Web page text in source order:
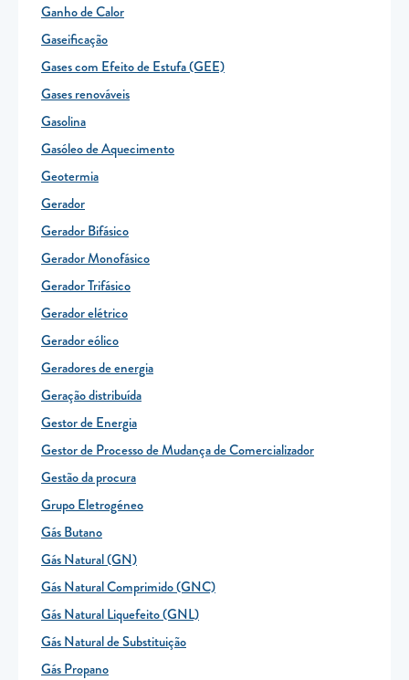
Ganho de Calor
Gaseificação
Gases com Efeito de Estufa (GEE)
Gases renováveis
Gasolina
Gasóleo de Aquecimento
Geotermia
Gerador
Gerador Bifásico
Gerador Monofásico
Gerador Trifásico
Gerador elétrico
Gerador eólico
Geradores de energia
Geração distribuída
Gestor de Energia
Gestor de Processo de Mudança de Comercializador
Gestão da procura
Grupo Eletrogéneo
Gás Butano
Gás Natural (GN)
Gás Natural Comprimido (GNC)
Gás Natural Liquefeito (GNL)
Gás Natural de Substituição
Gás Propano